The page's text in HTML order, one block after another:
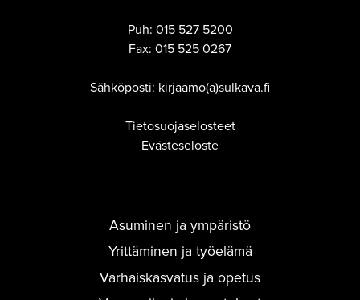
Puh: 015 527 5200
Fax: 015 525 0267
Sähköposti: kirjaamo(a)sulkava.fi
Tietosuojaselosteet
Evästeseloste
Asuminen ja ympäristö
Yrittäminen ja työelämä
Varhaiskasvatus ja opetus